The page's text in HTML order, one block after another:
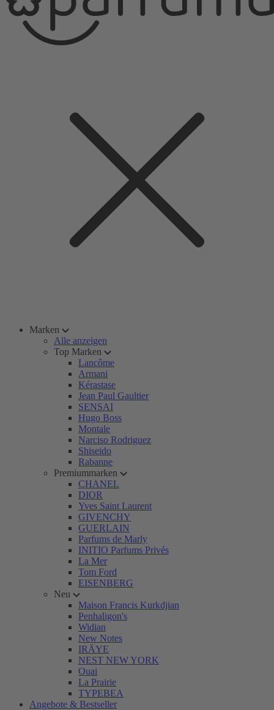
Marken
Alle anzeigen
Top Marken
Lancôme
Armani
Kérastase
Jean Paul Gaultier
SENSAI
Hugo Boss
Montale
Narciso Rodriguez
Shiseido
Rabanne
Premiummarken
CHANEL
DIOR
Yves Saint Laurent
GIVENCHY
GUERLAIN
Parfums de Marly
INITIO Parfums Privés
La Mer
Tom Ford
EISENBERG
Neu
Maison Francis Kurkdjian
Penhaligon's
Widian
New Notes
IRÄYE
NEST NEW YORK
Ouai
La Prairie
TYPEBEA
Angebote & Bestseller